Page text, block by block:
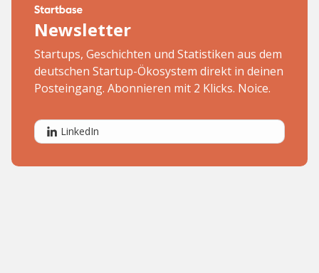
Newsletter
Startups, Geschichten und Statistiken aus dem
deutschen Startup-Ökosystem direkt in deinen
Posteingang. Abonnieren mit 2 Klicks. Noice.
LinkedIn